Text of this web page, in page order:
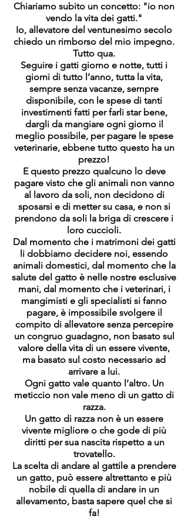
Chiariamo subito un concetto: "io non
vendo la vita dei gatti."
Io, allevatore del ventunesimo secolo
chiedo un rimborso del mio impegno.
Tutto qua.
Seguire i gatti giorno e notte, tutti i
giorni di tutto l’anno, tutta la vita,
sempre senza vacanze, sempre
disponibile, con le spese di tanti
investimenti fatti per farli star bene,
dargli da mangiare ogni giorno il
meglio possibile, per pagare le spese
veterinarie, ebbene tutto questo ha un
prezzo!
E questo prezzo qualcuno lo deve
pagare visto che gli animali non vanno
al lavoro da soli, non decidono di
sposarsi e di metter su casa, e non si
prendono da soli la briga di crescere i
loro cuccioli.
Dal momento che i matrimoni dei gatti
li dobbiamo decidere noi, essendo
animali domestici, dal momento che la
salute del gatto è nelle nostre esclusive
mani, dal momento che i veterinari, i
mangimisti e gli specialisti si fanno
pagare, è impossibile svolgere il
compito di allevatore senza percepire
un congruo guadagno, non basato sul
valore della vita di un essere vivente,
ma basato sul costo necessario ad
arrivare a lui.
Ogni gatto vale quanto l’altro. Un
meticcio non vale meno di un gatto di
razza.
Un gatto di razza non è un essere
vivente migliore o che gode di più
diritti per sua nascita rispetto a un
trovatello.
La scelta di andare al gattile a prendere
un gatto, può essere altrettanto e più
nobile di quella di andare in un
allevamento, basta sapere quel che si
fa!